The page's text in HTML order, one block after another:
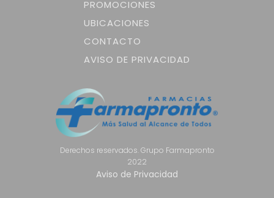
PROMOCIONES
UBICACIONES
CONTACTO
AVISO DE PRIVACIDAD
Derechos reservados. Grupo Farmapronto
2022
Aviso de Privacidad